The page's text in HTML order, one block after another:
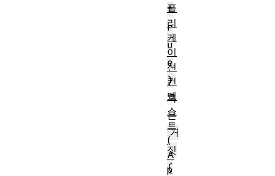
t
r
u
e
)
혹
은
거
짓
(
플
리
케
이
션
컨
텍
스
트
(
A
p